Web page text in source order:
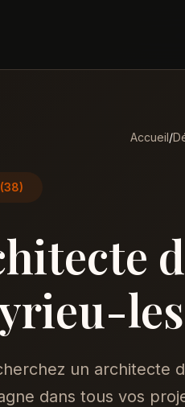
Accueil/
un architecte
dans tous vos